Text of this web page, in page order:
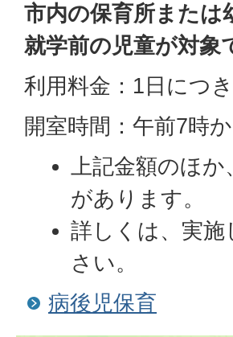
市内の保育所または
就学前の児童が対象
利用料金：1日につ
開室時間：午前7時
上記金額のほ
があります。
詳しくは、実
さい。
病後児保育